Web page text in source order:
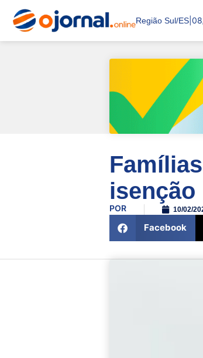
Região Sul/ES
isenção
POR 10/02/
Facebook